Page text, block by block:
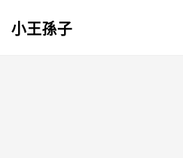
小王孫子